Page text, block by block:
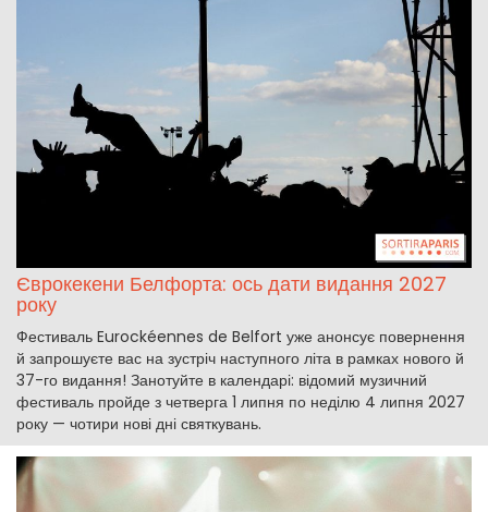
Єврокекени Белфорта: ось дати видання 2027
року
Фестиваль Eurockéennes de Belfort уже анонсує повернення
й запрошуєте вас на зустріч наступного літа в рамках нового й
37-го видання! Занотуйте в календарі: відомий музичний
фестиваль пройде з четверга 1 липня по неділю 4 липня 2027
року — чотири нові дні святкувань.